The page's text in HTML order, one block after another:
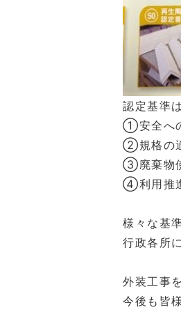
認定基準は
①安全へ
②規格の
③廃棄物
④利用推
様々な基
行政各所
外装工事
今後も皆